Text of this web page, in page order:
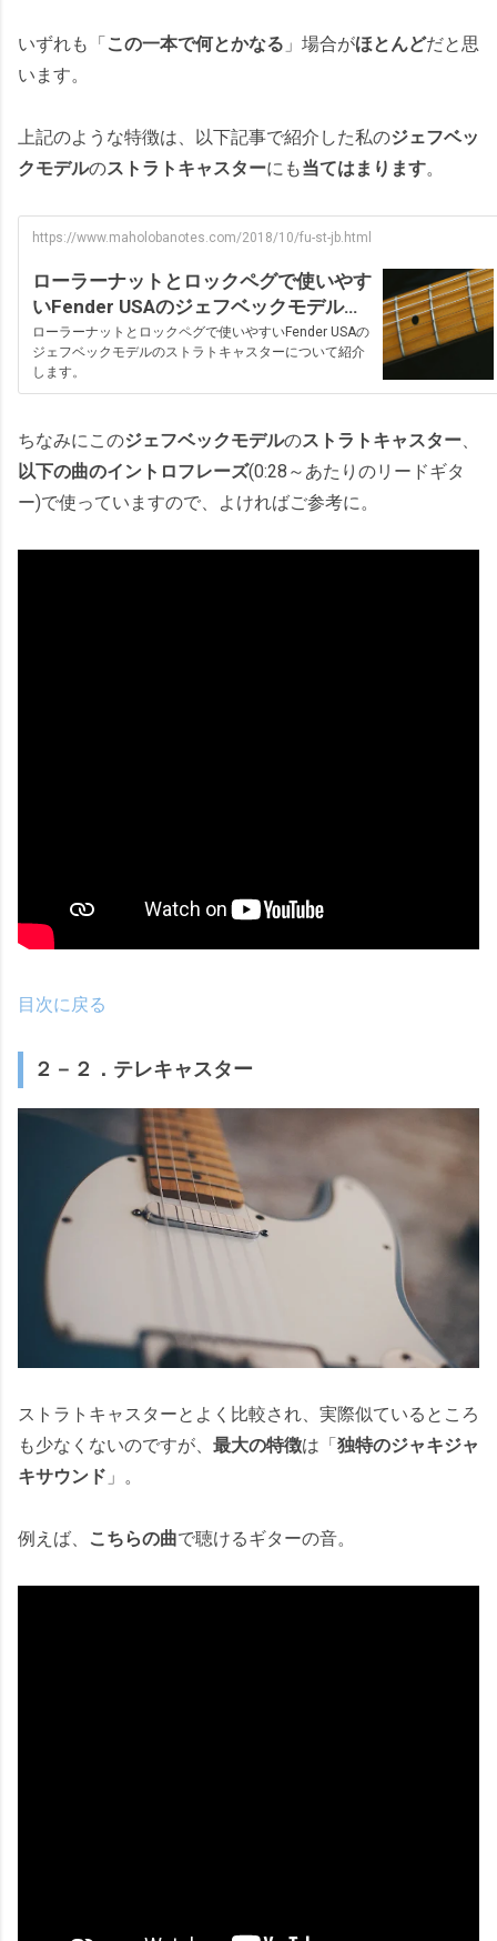
いずれも「この一本で何とかなる 」場合がほとんどだと思
います。
上記のような特徴は、以下記事で紹介した私のジェフベッ
クモデルのストラトキャスターにも当てはまります。
https://www.maholobanotes.com/2018/10/fu-st-jb.html
ローラーナットとロックペグで使いやす
いFender USAのジェフベックモデルス
トラト
ローラーナットとロックペグで使いやすいFender USAの
ジェフベックモデルのストラトキャスターについて紹介
します。
ちなみにこのジェフベックモデルのストラトキャスター
以下の曲のイントロフレーズ(0:28～あたりのリードギタ
ー)で使っていますので、よければご参考に。
目次に戻る
２－２．テレキャスター
ストラトキャスターとよく比較され、実際似ているところ
も少なくないのですが、 最大の特徴は「独特のジャキジャ
キサウンド 」。
例えば、 こちらの曲で聴けるギターの音。